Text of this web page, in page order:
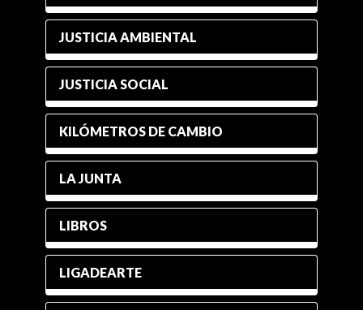
JUSTICIA AMBIENTAL
JUSTICIA SOCIAL
KILÓMETROS DE CAMBIO
LA JUNTA
LIBROS
LIGADEARTE